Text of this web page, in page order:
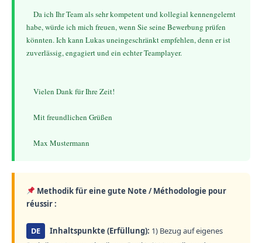
habe, würde ich mich freuen, wenn Sie seine Bewerbung prüfen
könnten. Ich kann Lukas uneingeschränkt empfehlen, denn er ist
zuverlässig, engagiert und ein echter Teamplayer.
    Vielen Dank für Ihre Zeit!
    Mit freundlichen Grüßen
Methodik für eine gute Note / Méthodologie pour
réussir :
DE Inhaltspunkte (Erfüllung): 1) Bezug auf eigenes